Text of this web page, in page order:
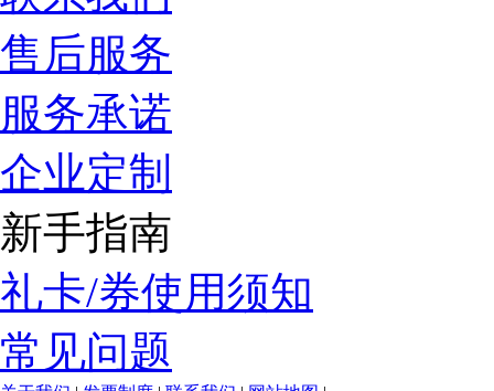
售后服务
服务承诺
企业定制
新手指南
礼卡/券使用须知
常见问题